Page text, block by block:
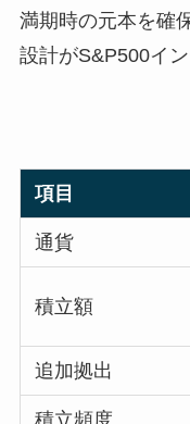
満期時の元本を確
設計がS&P500イ
項目
通貨
積立額
追加拠出
積立頻度